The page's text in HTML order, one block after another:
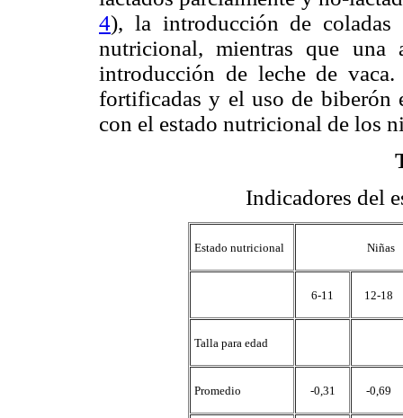
4), la introducción de coladas
nutricional, mientras que una
introducción de leche de
fortificadas y el uso de biberón
con el estado nutricional de los
Indicadores del
Estado nutricional Niñas
6-11 12-18
Talla para edad
Promedio -0,31 -0,69